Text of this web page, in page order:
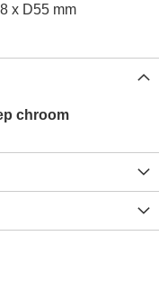
x D55 mm
chroom